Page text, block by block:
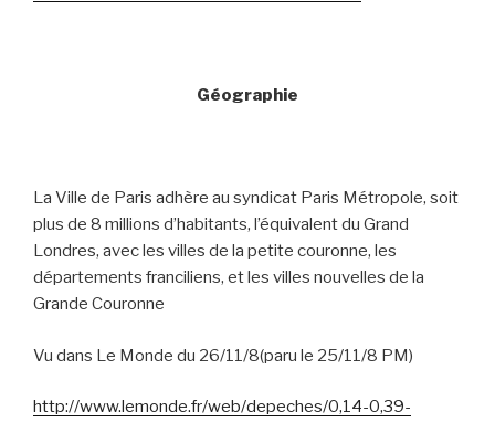
Géographie
La Ville de Paris adhère au syndicat Paris Métropole, soit
plus de 8 millions d’habitants, l’équivalent du Grand
Londres, avec les villes de la petite couronne, les
départements franciliens, et les villes nouvelles de la
Grande Couronne
Vu dans Le Monde du 26/11/8(paru le 25/11/8 PM)
http://www.lemonde.fr/web/depeches/0,14-0,39-